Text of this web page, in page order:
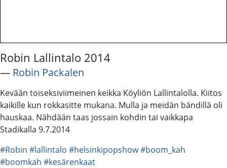
Robin Lallintalo 2014
― Robin Packalen
Kevään toiseksiviimeinen keikka Köyliön Lallintalolla. Kiitos
kaikille kun rokkasitte mukana. Mulla ja meidän bändillä oli
hauskaa. Nähdään taas jossain kohdin tai vaikkapa
Stadikalla 9.7.2014
#Robin #lallintalo #helsinkipopshow#boom_kah
#boomkah #kesärenkaat